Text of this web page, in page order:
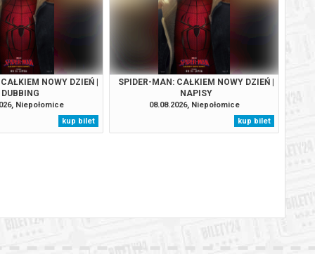
NOWY DZIEŃ |
DUBBING
Niepołomice
kup bilet
SPIDER-MAN: CAŁKIEM NOWY DZIEŃ |
NAPISY
08.08.2026, Niepołomice
kup bilet